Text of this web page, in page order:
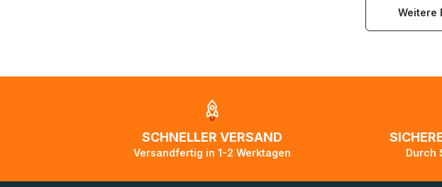
aktualisiert, sobald die Pakete im
Zustellorganisation weiter bearbeitet
Bitte kontaktieren Sie den
Tage lang nicht gescannt wurden.
Weitere
SCHNELLER VERSAND
Versandfertig in 1-2 Werktagen Durch